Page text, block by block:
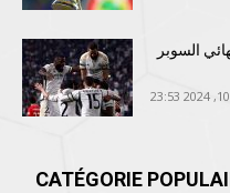
السوبر
CATÉGORIE